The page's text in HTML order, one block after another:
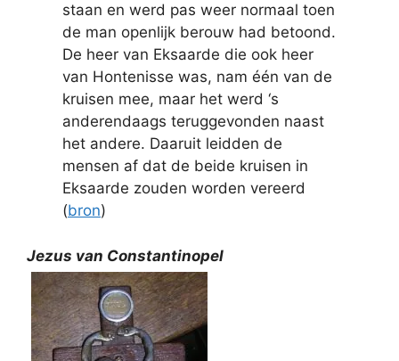
staan en werd pas weer normaal toen
de man openlijk berouw had betoond.
De heer van Eksaarde die ook heer
van Hontenisse was, nam één van de
kruisen mee, maar het werd ‘s
anderendaags teruggevonden naast
het andere. Daaruit leidden de
mensen af dat de beide kruisen in
Eksaarde zouden worden vereerd
(bron)
Jezus van Constantinopel